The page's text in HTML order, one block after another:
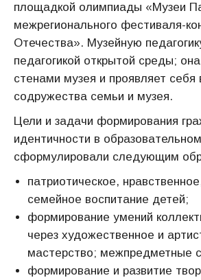
площадкой олимпиады «Музеи
межрегионального фестиваля-
Отечества». Музейную
педагогикой открытой среды;
стенами музея и проявляет себя
содружества семьи и музея.
Цели и задачи формирования
идентичности в
сформулировали следующим
патриотическое,
семейное воспитание детей;
формирование умений
через художественное и
мастерство; межпредметные
формирование и развитие